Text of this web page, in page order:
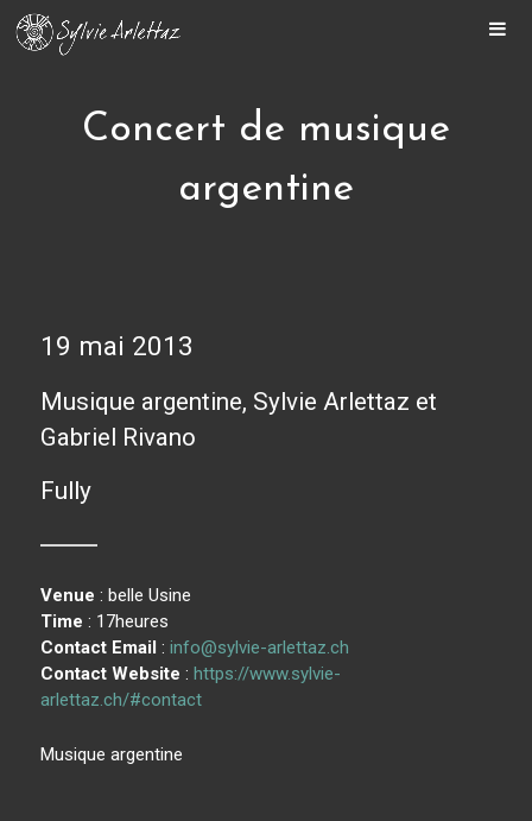
SYLVIE
BIENVENUE
MON PARCOURS
PRESSE
Concert de musique
argentine
19 mai 2013
Musique argentine, Sylvie Arlettaz et
Gabriel Rivano
Fully
Venue : belle Usine
Time : 17heures
Contact Email :info@sylvie-arlettaz.ch
Contact Website :https://www.sylvie-
arlettaz.ch/#contact
Musique argentine